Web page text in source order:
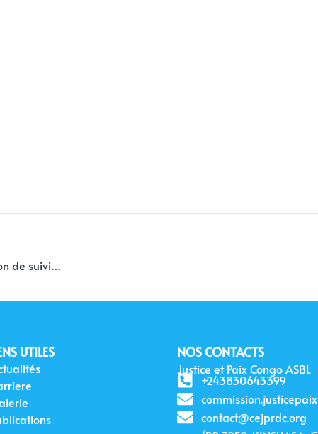
Echos de Justice et Paix Congo ASBL / CENCO : Mission de suivi des projets communautaires dans le Diocèse de Molegbe
UTILES NOS CONTACTS
Justice et Paix Congo ASBL
+243830643399
contact@cejprdc.org